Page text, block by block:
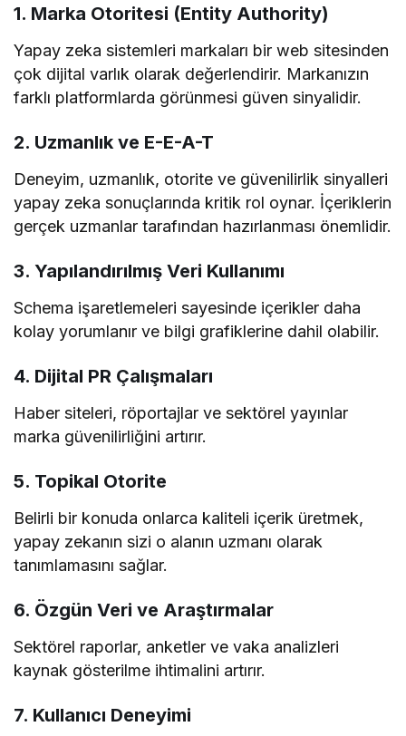
1. Marka Otoritesi (Entity Authority)
Yapay zeka sistemleri markaları bir web sitesinden
çok dijital varlık olarak değerlendirir. Markanızın
farklı platformlarda görünmesi güven sinyalidir.
2. Uzmanlık ve E-E-A-T
Deneyim, uzmanlık, otorite ve güvenilirlik sinyalleri
yapay zeka sonuçlarında kritik rol oynar. İçeriklerin
gerçek uzmanlar tarafından hazırlanması önemlidir.
3. Yapılandırılmış Veri Kullanımı
Schema işaretlemeleri sayesinde içerikler daha
kolay yorumlanır ve bilgi grafiklerine dahil olabilir.
4. Dijital PR Çalışmaları
Haber siteleri, röportajlar ve sektörel yayınlar
marka güvenilirliğini artırır.
5. Topikal Otorite
Belirli bir konuda onlarca kaliteli içerik üretmek,
yapay zekanın sizi o alanın uzmanı olarak
tanımlamasını sağlar.
6. Özgün Veri ve Araştırmalar
Sektörel raporlar, anketler ve vaka analizleri
kaynak gösterilme ihtimalini artırır.
7. Kullanıcı Deneyimi